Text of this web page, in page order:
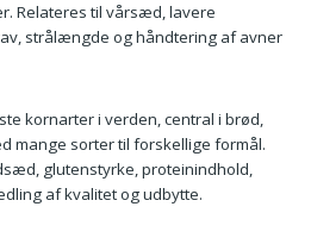
Relateres til vårsæd, lavere
strålængde og håndtering af avner
kornarter i verden, central i brød,
mange sorter til forskellige formål.
glutenstyrke, proteinindhold,
af kvalitet og udbytte.